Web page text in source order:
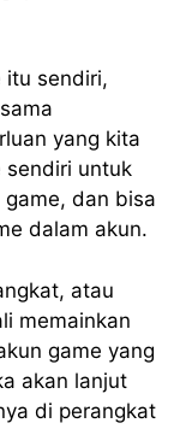
itu sendiri,
yang kita
sendiri untuk
dan bisa
dalam akun.
atau
memainkan
game yang
akan lanjut
di perangkat